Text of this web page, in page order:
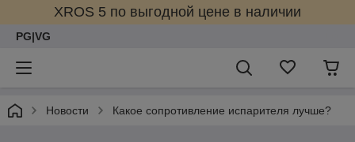
XROS 5 по выгодной цене в наличии
PG|VG
Новости Какое сопротивление испарителя лучше?